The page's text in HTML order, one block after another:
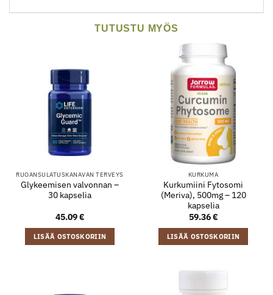
TUTUSTU MYÖS
RUOANSULATUSKANAVAN TERVEYS
Glykeemisen valvonnan –
30 kapselia
45.09€
LISÄÄ OSTOSKORIIN
KURKUMA
Kurkumiini Fytosomi
(Meriva), 500mg – 120
kapselia
59.36€
LISÄÄ OSTOSKORIIN